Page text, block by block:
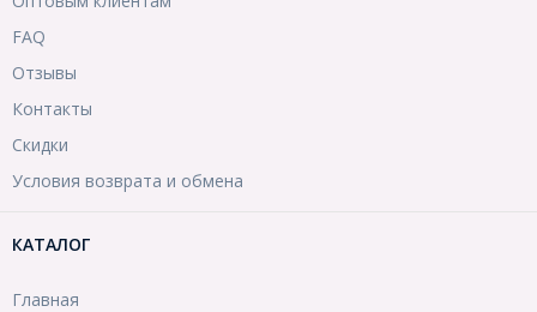
FAQ
Отзывы
Контакты
Скидки
Условия возврата и обмена
КАТАЛОГ
Главная